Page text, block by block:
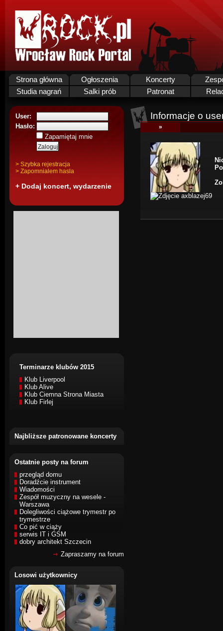
Strona główna Ogłoszenia Koncerty
Studia nagrań
Salki prób Patronat
User:
Hasło:
Zapamiętaj mnie
> Szybka rejestracja
> Zapomnialem hasla
+ Dodaj koncert, wydarzenie
Terminarze klubów 2015
Klub Liverpool
Klub Alive
Klub Ciemna Strona Miasta
Klub Firlej
Najbliższe patronowane koncerty
Ostatnie posty na forum
przegląd domu
Doradźcie instrument
Wiadomości
Zespół muzyczny na wesele -
Warszawa
Dolegliwości ciążowe trymestr po
trymestrze
Co pić w ciąży
serwis IT i GSM
dobry architekt Szczecin
Zapraszamy na forum
Losowi użytkownicy
Informacje o
»